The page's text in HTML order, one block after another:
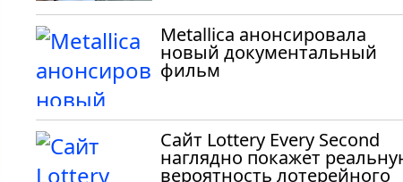
Metallica анонсировала
новый документальный
фильм
Сайт Lottery Every Second
наглядно покажет
вероятность лотерейного